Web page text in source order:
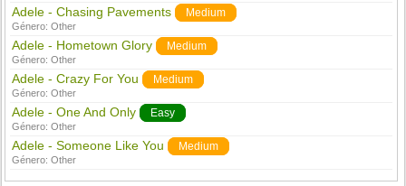
Adele - Chasing Pavements Medium
Género:Other
Adele - Hometown Glory Medium
Género:Other
Adele - Crazy For You Medium
Género:Other
Adele - One And Only Easy
Género:Other
Adele - Someone Like You Medium
Género:Other